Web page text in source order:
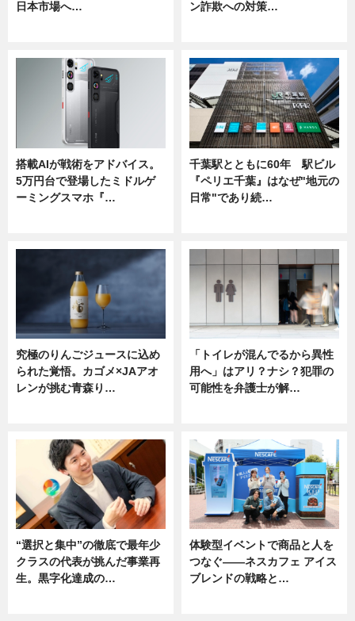
日本市場へ…
ン詐欺への対策…
搭載AIが戦術をアドバイス。
5万円台で登場したミドルゲ
ーミングスマホ『…
千葉駅とともに60年 駅ビル
『ペリエ千葉』はなぜ"地元の
日常"であり続…
究極のりんごジュースに込め
られた覚悟。カゴメ×JAアオ
レンが挑む青森り…
「トイレが混んでるから異性
用へ」はアリ？ナシ？犯罪の
可能性を弁護士が解…
“選択と集中”の徹底で最年少
クラスの代表が挑んだ事業再
生。黒字化達成の…
体験型イベントで商品と人を
つなぐ――ネスカフェ アイス
ブレンドの戦略と…